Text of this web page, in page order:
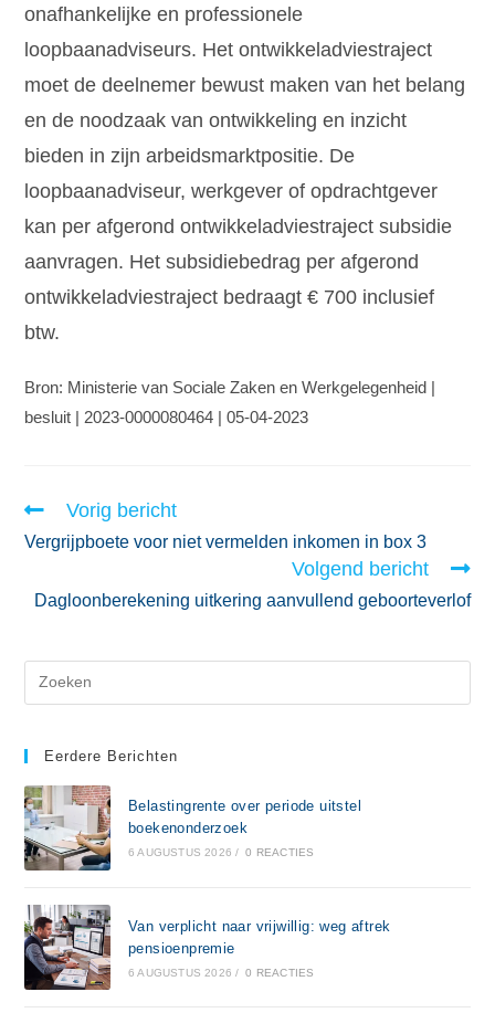
onafhankelijke en professionele
loopbaanadviseurs. Het ontwikkeladviestraject
moet de deelnemer bewust maken van het belang
en de noodzaak van ontwikkeling en inzicht
bieden in zijn arbeidsmarktpositie. De
loopbaanadviseur, werkgever of opdrachtgever
kan per afgerond ontwikkeladviestraject subsidie
aanvragen. Het subsidiebedrag per afgerond
ontwikkeladviestraject bedraagt € 700 inclusief
btw.
Bron: Ministerie van Sociale Zaken en Werkgelegenheid |
besluit | 2023-0000080464 | 05-04-2023
Vorig bericht
Vergrijpboete voor niet vermelden inkomen in box 3
Volgend bericht
Dagloonberekening uitkering aanvullend geboorteverlof
Eerdere Berichten
Belastingrente over periode uitstel
boekenonderzoek
6 AUGUSTUS 2026 / 0 REACTIES
Van verplicht naar vrijwillig: weg aftrek
pensioenpremie
6 AUGUSTUS 2026 / 0 REACTIES